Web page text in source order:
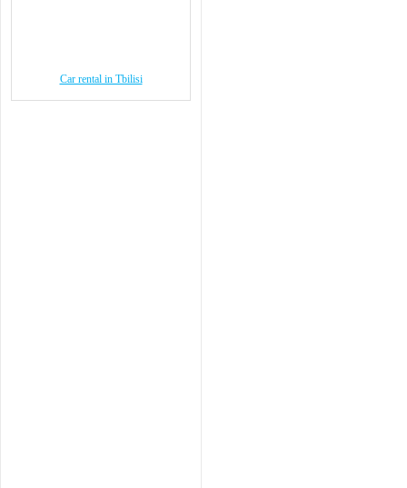
Car rental in Tbilisi